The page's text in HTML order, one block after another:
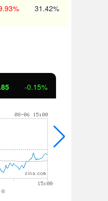
31.42%
-0.15%